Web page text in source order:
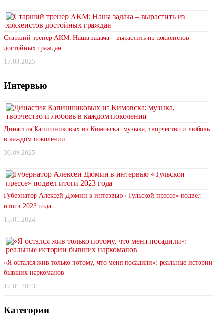
Старший тренер АКМ: Наша задача – вырастить из хоккеистов
достойных граждан
17.08.2025
Интервью
Династия Капишниковых из Кимовска: музыка, творчество и любовь
в каждом поколении
30.09.2025
Губернатор Алексей Дюмин в интервью «Тульской прессе» подвел
итоги 2023 года
15.01.2024
«Я остался жив только потому, что меня посадили»: реальные истории
бывших наркоманов
17.01.2023
Категории